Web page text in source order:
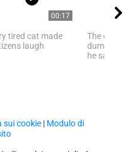
00:17
tired cat made
laugh
The dog was
he saw a
sui cookie | Modulo di